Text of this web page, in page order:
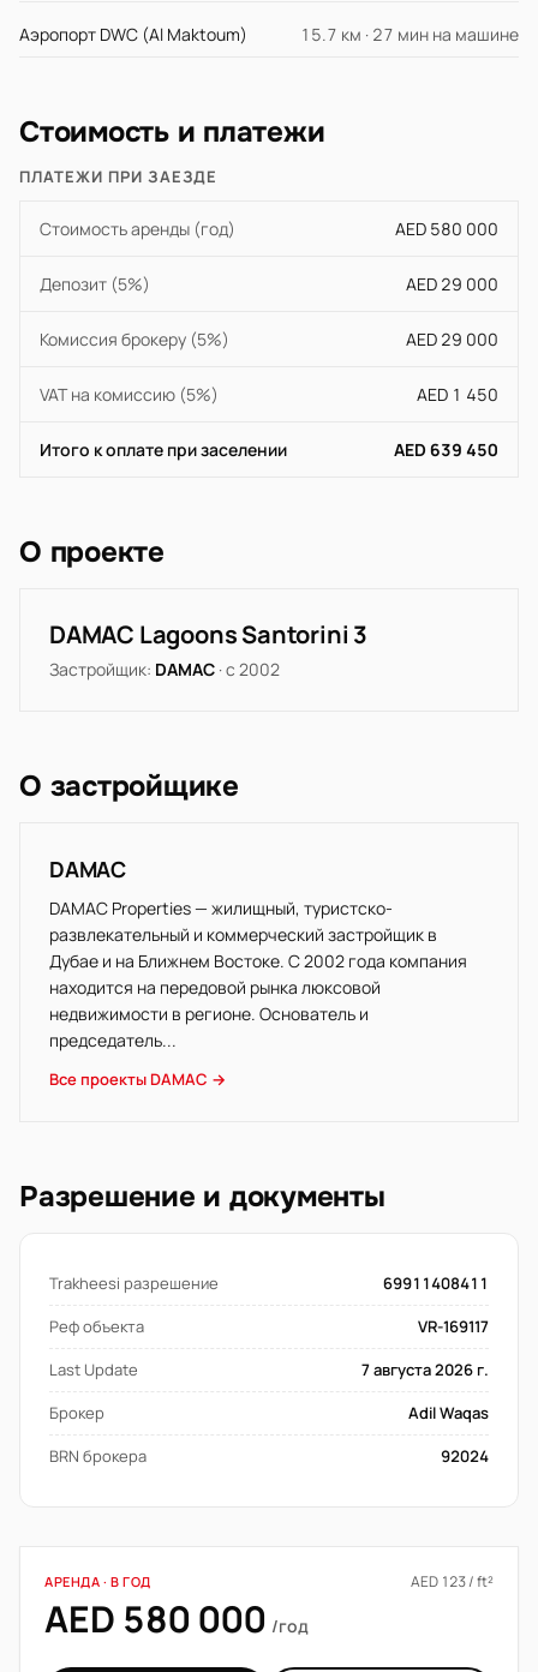
Аэропорт DWC (Al Maktoum) 15.7 км · 27 мин на машине
Стоимость и платежи
ПЛАТЕЖИ ПРИ ЗАЕЗДЕ
Стоимость аренды (год) AED 580 000
Депозит (5%) AED 29 000
Комиссия брокеру (5%) AED 29 000
VAT на комиссию (5%) AED 1 450
Итого к оплате при заселении AED 639 450
О проекте
DAMAC Lagoons Santorini 3
Застройщик: DAMAC · с 2002
О застройщике
DAMAC
DAMAC Properties — жилищный, туристско-
развлекательный и коммерческий застройщик в
Дубае и на Ближнем Востоке. С 2002 года компания
находится на передовой рынка люксовой
недвижимости в регионе. Основатель и
председатель...
Все проекты DAMAC →
Разрешение и документы
Trakheesi разрешение
69911408411
Реф объекта
VR-169117
Last Update
7 августа 2026 г.
Брокер
Adil Waqas
BRN брокера
92024
АРЕНДА · В ГОД AED 123 / ft²
AED 580 000 /год